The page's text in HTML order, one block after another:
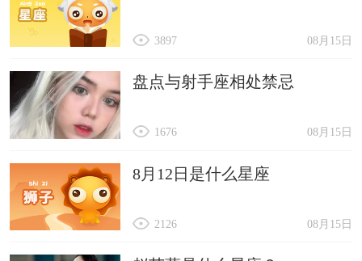
08月15日
3897
盘点与射手座相处禁忌
08月15日
1676
8月12日是什么星座
08月15日
2126